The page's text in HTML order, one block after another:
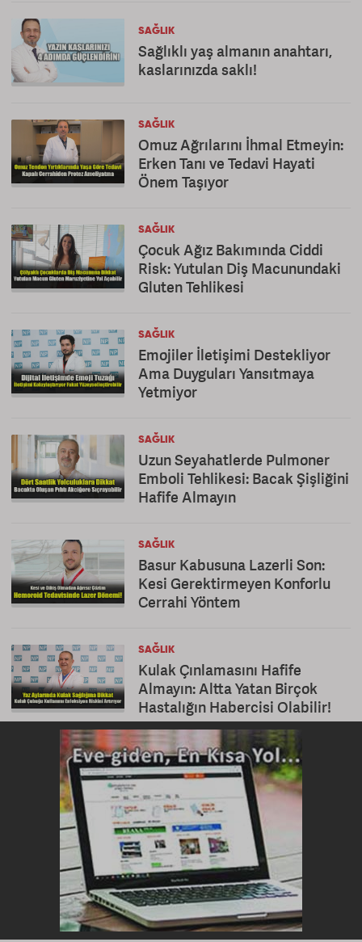
SAĞLIK
Sağlıklı yaş almanın anahtarı,
kaslarınızda saklı!
SAĞLIK
Omuz Ağrılarını İhmal Etmeyin:
Erken Tanı ve Tedavi Hayati
Önem Taşıyor
SAĞLIK
Çocuk Ağız Bakımında Ciddi
Risk: Yutulan Diş Macunundaki
Gluten Tehlikesi
SAĞLIK
Emojiler İletişimi Destekliyor
Ama Duyguları Yansıtmaya
Yetmiyor
SAĞLIK
Uzun Seyahatlerde Pulmoner
Emboli Tehlikesi: Bacak Şişliğini
Hafife Almayın
SAĞLIK
Basur Kabusuna Lazerli Son:
Kesi Gerektirmeyen Konforlu
Cerrahi Yöntem
SAĞLIK
Kulak Çınlamasını Hafife
Almayın: Altta Yatan Birçok
Hastalığın Habercisi Olabilir!